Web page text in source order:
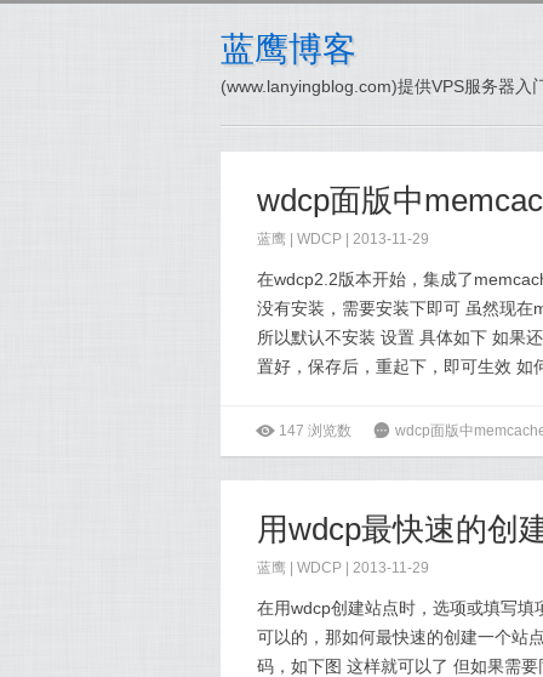
蓝鹰博客
(www.lanyingblog.com)提供VPS服务器入
wdcp面版中
蓝鹰 | WDCP | 2013-11-29
在wdcp2.2版本开始，集成了
没有安装，需要安装下即可 虽然现
所以默认不安装 设置 具体如下 如果
置好，保存后，重起下，即可生效
ė 147 浏览数 6 wdcp面版中
用wdcp最快速的创
蓝鹰 | WDCP | 2013-11-29
在用wdcp创建站点时，选项或填写
可以的，那如何最快速的创建一个站
码，如下图 这样就可以了 但如果需